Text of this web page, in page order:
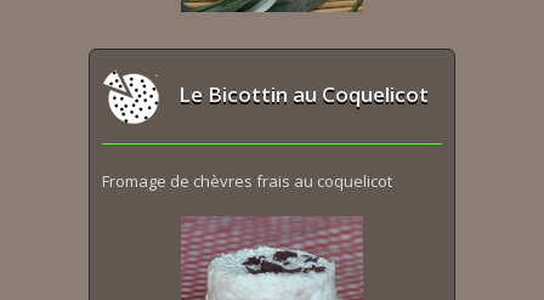
Le Bicottin au Coquelicot
Fromage de chèvres frais au coquelicot